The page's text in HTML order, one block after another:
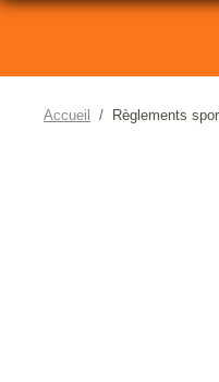
Accueil Règlements